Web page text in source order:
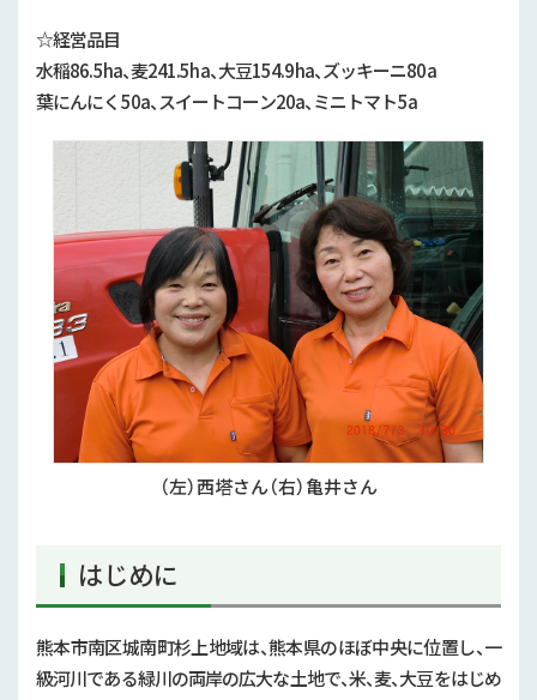
☆経営品目
水稲86.5ha、麦241.5ha、大豆154.9ha、ズッキーニ80a
葉にんにく50a、スイートコーン20a、ミニトマト5a
（左）西塔さん（右）亀井さん
はじめに
熊本市南区城南町杉上地域は、熊本県のほぼ中央に位置し、一
級河川である緑川の両岸の広大な土地で、米、麦、大豆をはじめ